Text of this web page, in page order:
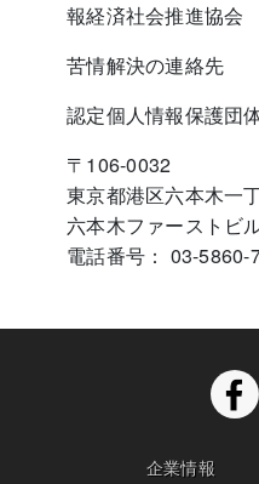
報経済社会推進協会
苦情解決の連絡先
認定個人情報保護団
〒106-0032
東京都港区六本木一
六本木ファーストビ
電話番号： 03-
企業情報